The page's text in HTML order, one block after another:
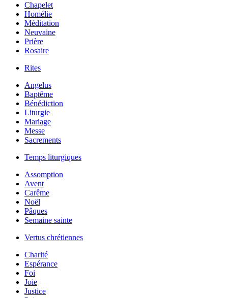
Chapelet
Homélie
Méditation
Neuvaine
Prière
Rosaire
Rites
Angelus
Baptême
Bénédiction
Liturgie
Mariage
Messe
Sacrements
Temps liturgiques
Assomption
Avent
Carême
Noël
Pâques
Semaine sainte
Vertus chrétiennes
Charité
Espérance
Foi
Joie
Justice